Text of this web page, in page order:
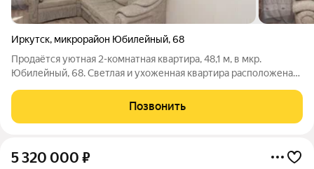
Иркутск, микрорайон Юбилейный,68
Продаётся уютная 2-комнатная квартира, 48,1 м, в мкр.
Юбилейный, 68. Светлая и ухоженная квартира расположена
тех, кто ценит комфорт и удобное расположение. О квартире:
Позвонить
5 320 000 ₽